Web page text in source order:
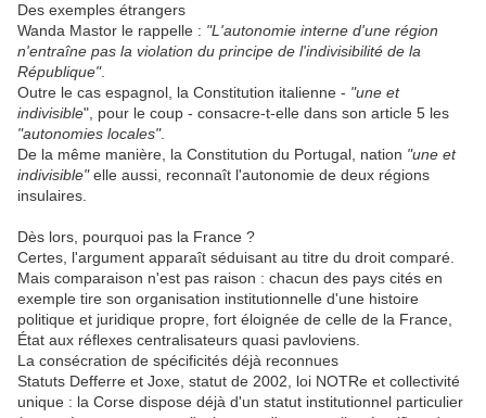
Des exemples étrangers
Wanda Mastor le rappelle : "L'autonomie interne d'une région
n'entraîne pas la violation du principe de l'indivisibilité de la
République".
Outre le cas espagnol, la Constitution italienne - "une et
indivisible", pour le coup - consacre-t-elle dans son article 5 les
"autonomies locales".
De la même manière, la Constitution du Portugal, nation "une et
indivisible"elle aussi, reconnaît l'autonomie de deux régions
insulaires.
Dès lors, pourquoi pas la France ?
Certes, l'argument apparaît séduisant au titre du droit comparé.
Mais comparaison n'est pas raison : chacun des pays cités en
exemple tire son organisation institutionnelle d'une histoire
politique et juridique propre, fort éloignée de celle de la France,
État aux réflexes centralisateurs quasi pavloviens.
La consécration de spécificités déjà reconnues
Statuts Defferre et Joxe, statut de 2002, loi NOTRe et collectivité
unique : la Corse dispose déjà d'un statut institutionnel particulier